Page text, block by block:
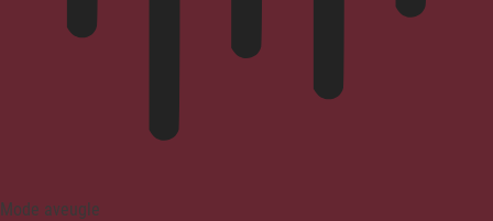
Mode aveugle